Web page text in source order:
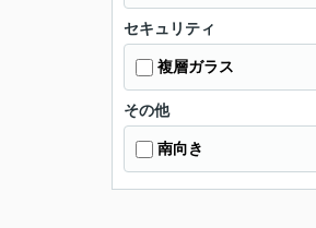
セキュリティ
複層ガラス
その他
南向き